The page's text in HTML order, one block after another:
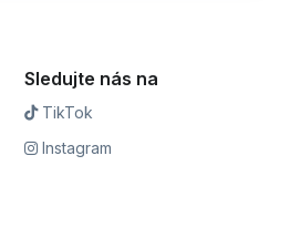
Sledujte nás na
TikTok
Instagram